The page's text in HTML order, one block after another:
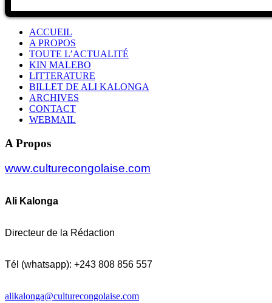
ACCUEIL
A PROPOS
TOUTE L’ACTUALITÉ
KIN MALEBO
LITTERATURE
BILLET DE ALI KALONGA
ARCHIVES
CONTACT
WEBMAIL
A Propos
www.culturecongolaise.com
Ali Kalonga
Directeur de la Rédaction
Tél (whatsapp): +243 808 856 557
alikalonga@culturecongolaise.com